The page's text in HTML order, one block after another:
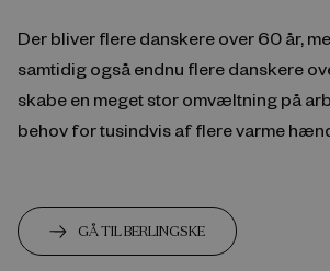
Der bliver flere danskere over 60 år,
samtidig også endnu flere danskere
skabe en meget stor omvæltning på
behov for tusindvis af flere varme
GÅ TIL BERLINGSKE